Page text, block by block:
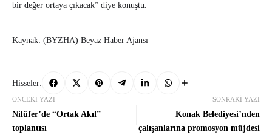
bir değer ortaya çıkacak” diye konuştu.
Kaynak: (BYZHA) Beyaz Haber Ajansı
Hisseler:
ÖNCEKI YAZI
Nilüfer’de “Ortak Akıl”
toplantısı
SONRAKI YAZI
Konak Belediyesi’nden
çalışanlarına promosyon müjdesi